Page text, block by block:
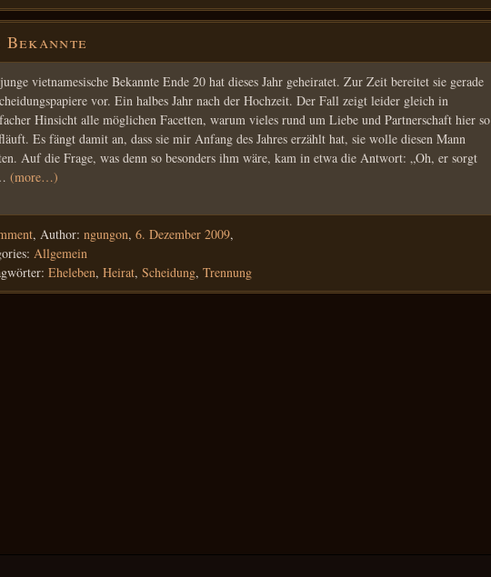
Bekannte
vietnamesische Bekannte Ende 20 hat dieses Jahr geheiratet. Zur Zeit bereitet sie gerade
vor. Ein halbes Jahr nach der Hochzeit. Der Fall zeigt leider gleich in
Hinsicht alle möglichen Facetten, warum vieles rund um Liebe und Partnerschaft hier so
Es fängt damit an, dass sie mir Anfang des Jahres erzählt hat, sie wolle diesen Mann
Auf die Frage, was denn so besonders ihm wäre, kam in etwa die Antwort: „Oh, er sorgt
(more…)
, Author: ngungon, 6. Dezember 2009,
Allgemein
Eheleben, Heirat, Scheidung, Trennung